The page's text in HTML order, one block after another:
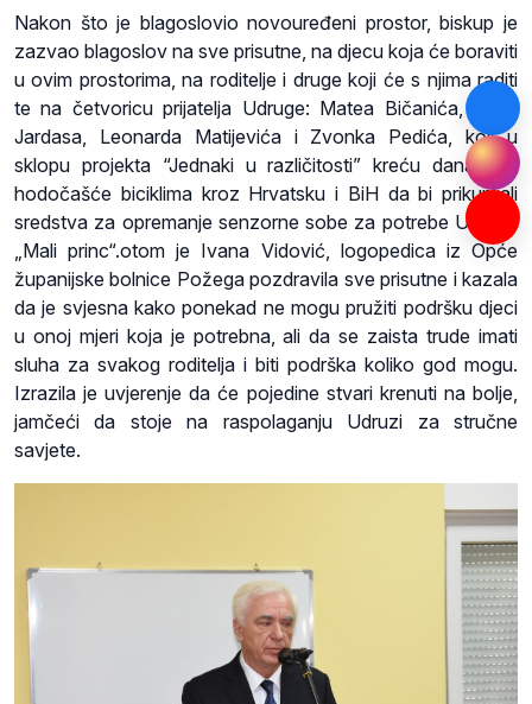
Nakon što je blagoslovio novouređeni prostor, biskup je
zazvao blagoslov na sve prisutne, na djecu koja će boraviti
u ovim prostorima, na roditelje i druge koji će s njima raditi
te na četvoricu prijatelja Udruge: Matea Bičanića, Roka
Jardasa, Leonarda Matijevića i Zvonka Pedića, koji u
sklopu projekta “Jednaki u različitosti” kreću danas na
hodočašće biciklima kroz Hrvatsku i BiH da bi prikupljali
sredstva za opremanje senzorne sobe za potrebe Udruge
„Mali princ“.otom je Ivana Vidović, logopedica iz Opće
županijske bolnice Požega pozdravila sve prisutne i kazala
da je svjesna kako ponekad ne mogu pružiti podršku djeci
u onoj mjeri koja je potrebna, ali da se zaista trude imati
sluha za svakog roditelja i biti podrška koliko god mogu.
Izrazila je uvjerenje da će pojedine stvari krenuti na bolje,
jamčeći da stoje na raspolaganju Udruzi za stručne
savjete.